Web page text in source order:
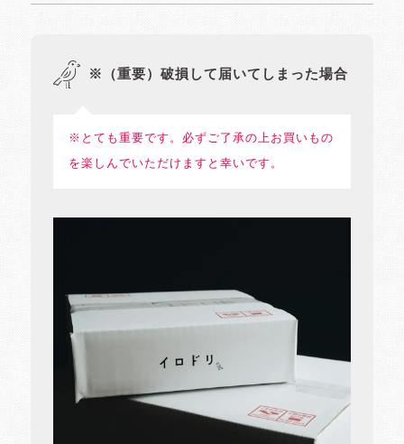
※（重要）破損して届いてしまった場合
※とても重要です。必ずご了承の上お買いもの
を楽しんでいただけますと幸いです。